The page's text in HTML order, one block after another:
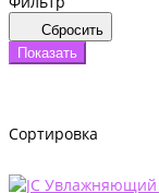
Сбросить
Показать
Сортировка